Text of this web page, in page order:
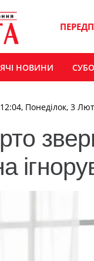
НОВИНИ
12:04, Понеділок, 3